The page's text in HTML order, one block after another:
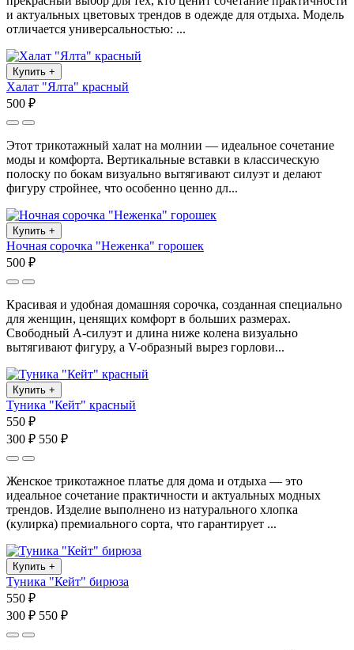
и актуальных цветовых трендов в одежде для отдыха. Модель
отличается универсальностью: ...
Купить +
Халат "Ялта" красный
500 ₽
Этот трикотажный халат на молнии — идеальное сочетание
моды и комфорта. Вертикальные вставки в классическую
полоску по бокам визуально вытягивают силуэт и делают
фигуру стройнее, что особенно ценно дл...
Купить +
Ночная сорочка "Неженка" горошек
500 ₽
Красивая и удобная домашняя сорочка, созданная специально
для женщин, ценящих комфорт в больших размерах.
Свободный А-силуэт и длина ниже колена визуально
вытягивают фигуру, а V-образный вырез горлови...
Купить +
Туника "Кейт" красный
550 ₽
300 ₽ 550 ₽
Женское трикотажное платье для дома и отдыха — это
идеальное сочетание практичности и актуальных модных
трендов. Изделие выполнено из натурального хлопка
(кулирка) премиального сорта, что гарантирует ...
Купить +
Туника "Кейт" бирюза
550 ₽
300 ₽ 550 ₽